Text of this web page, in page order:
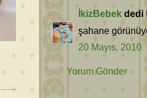
İkizBebek dedi
şahane
20 Mayıs, 2010
Yorum Gönder